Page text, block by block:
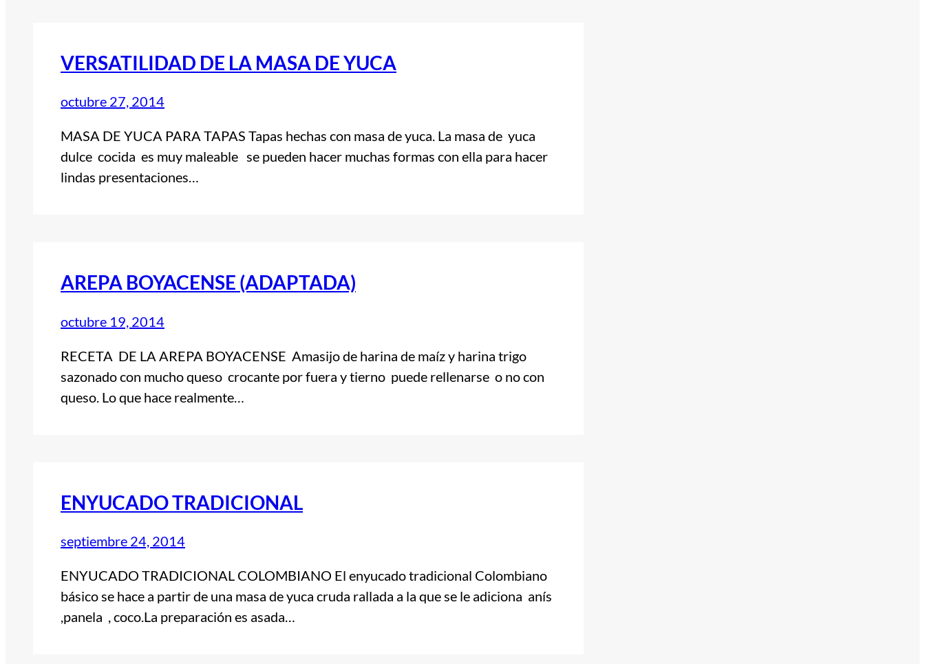
VERSATILIDAD DE LA MASA DE YUCA
octubre 27, 2014
MASA DE YUCA PARA TAPAS Tapas hechas con masa de yuca. La masa de yuca
dulce cocida es muy maleable se pueden hacer muchas formas con ella para hacer
lindas presentaciones…
AREPA BOYACENSE (ADAPTADA)
octubre 19, 2014
RECETA DE LA AREPA BOYACENSE Amasijo de harina de maíz y harina trigo
sazonado con mucho queso crocante por fuera y tierno puede rellenarse o no con
queso. Lo que hace realmente…
ENYUCADO TRADICIONAL
septiembre 24, 2014
ENYUCADO TRADICIONAL COLOMBIANO El enyucado tradicional Colombiano
básico se hace a partir de una masa de yuca cruda rallada a la que se le adiciona anís
,panela , coco.La preparación es asada…